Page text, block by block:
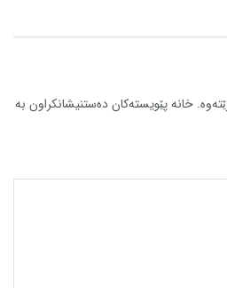
خانە پێویستەکان دەستنیشانکراون بە